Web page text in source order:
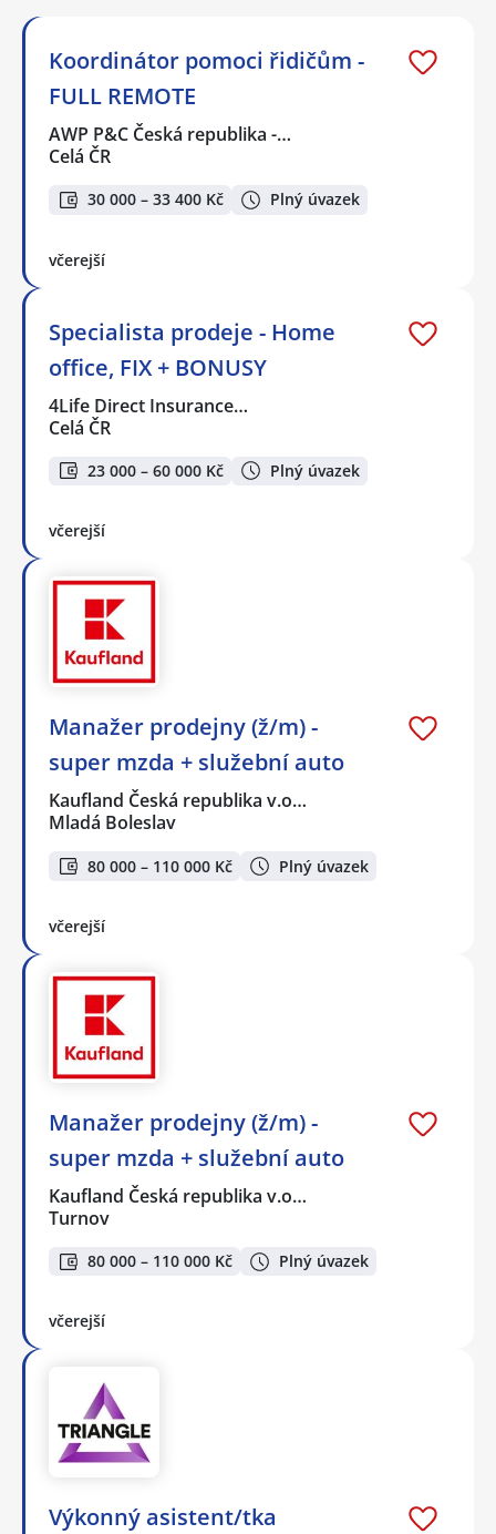
Koordinátor pomoci řidičům -
FULL REMOTE
AWP P&C Česká republika -…
Celá ČR
30 000 – 33 400 Kč Plný úvazek
včerejší
Specialista prodeje - Home
office, FIX + BONUSY
4Life Direct Insurance…
Celá ČR
23 000 – 60 000 Kč Plný úvazek
včerejší
Manažer prodejny (ž/m) -
super mzda + služební auto
Kaufland Česká republika v.o…
Mladá Boleslav
80 000 – 110 000 Kč Plný úvazek
včerejší
Manažer prodejny (ž/m) -
super mzda + služební auto
Kaufland Česká republika v.o…
Turnov
80 000 – 110 000 Kč Plný úvazek
včerejší
Výkonný asistent/tka